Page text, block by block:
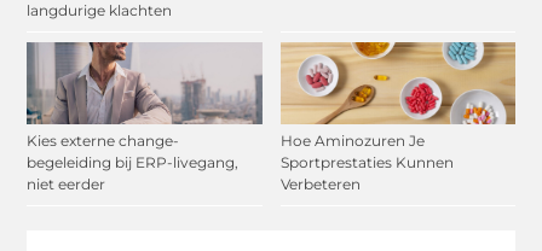
langdurige klachten
Kies externe change-
begeleiding bij ERP-livegang,
niet eerder
Hoe Aminozuren Je
Sportprestaties Kunnen
Verbeteren